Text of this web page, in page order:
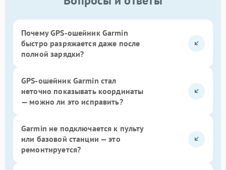
Почему GPS-ошейник Garmin
быстро разряжается даже после
полной зарядки?
GPS-ошейник Garmin стал
неточно показывать координаты
— можно ли это исправить?
Garmin не подключается к пульту
или базовой станции — это
ремонтируется?